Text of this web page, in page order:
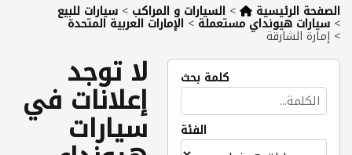
الصفحة الرئيسية > السيارات و المراكب > سيارات للبيع
> سيارات هيونداي مستعملة> الإمارات العربية المتحدة
> إمارة الشارقة
كلمة بحث
الفئة
لا توجد
إعلانات في
سيارات